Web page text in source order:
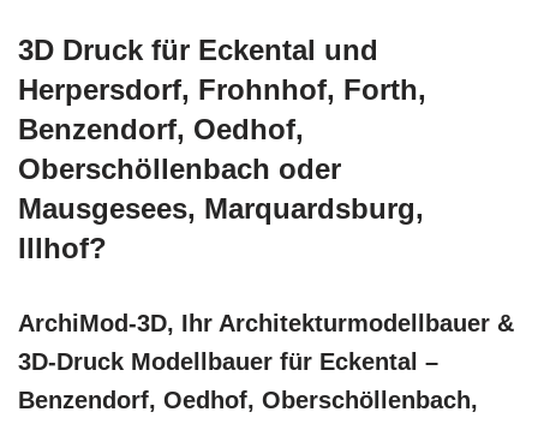
3D Druck für Eckental und
Herpersdorf, Frohnhof, Forth,
Benzendorf, Oedhof,
Oberschöllenbach oder
Mausgesees, Marquardsburg,
Illhof?
ArchiMod-3D, Ihr Architekturmodellbauer &
3D-Druck Modellbauer für Eckental –
Benzendorf, Oedhof, Oberschöllenbach,